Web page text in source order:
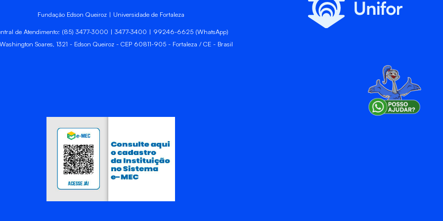
Fundação Edson Queiroz | Universidade de Fortaleza
de Atendimento: (85) 3477-3000 | 3477-3400 | 99246-6625 (WhatsApp)
Soares, 1321 - Edson Queiroz - CEP 60811-905 - Fortaleza / CE - Brasil